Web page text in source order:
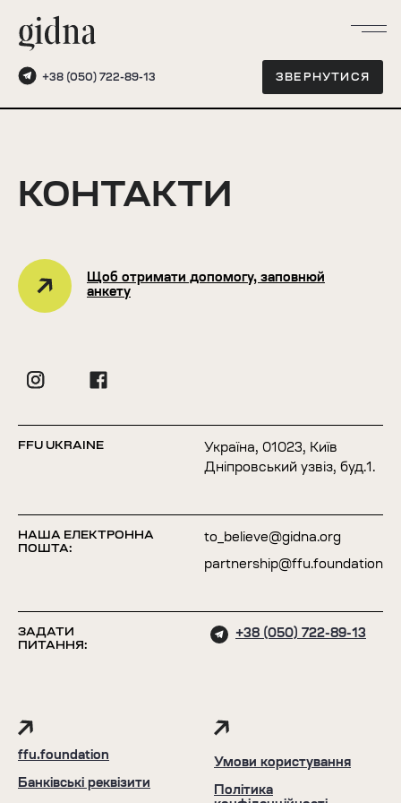
+38 (050) 722-89-13 ЗВЕРНУТИСЯ
КОНТАКТИ
Щоб отримати допомогу, заповнюй
анкету
FFU UKRAINE
Україна, 01023, Київ
Дніпровський узвіз, буд.1.
НАША ЕЛЕКТРОННА
ПОШТА:
to_believe@gidna.org
partnership@ffu.foundation
ЗАДАТИ
ПИТАННЯ:
+38 (050) 722-89-13
ffu.foundation
Банківські реквізити
Умови користування
Політика